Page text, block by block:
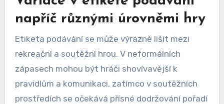
napříč různými úrovněmi hry
Etiketa podávání se může výrazně lišit mezi
rekreační a soutěžní hrou. V neformálních
zápasech mohou být hráči shovívavější k
pravidlům a komunikaci, zatímco v soutěžních
prostředích se očekává přísné dodržování pořadí